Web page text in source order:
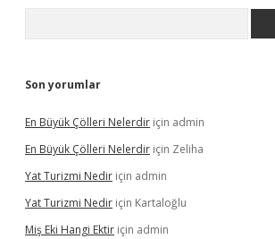
Son yorumlar
En Büyük Çölleri Nelerdir için admin
En Büyük Çölleri Nelerdir için Zeliha
Yat Turizmi Nedir için admin
Yat Turizmi Nedir için Kartaloğlu
Miş Eki Hangi Ektir için admin